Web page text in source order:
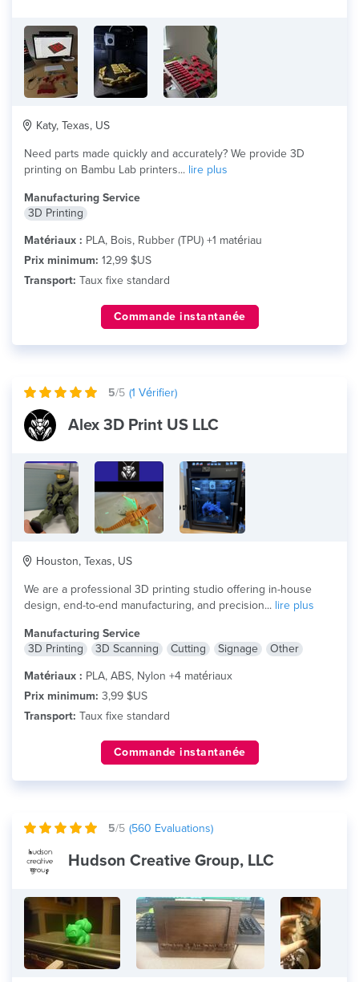
Katy, Texas, US
Need parts made quickly and accurately? We provide 3D
printing on Bambu Lab printers... lire plus
Manufacturing Service
3D Printing
Matériaux : PLA, Bois, Rubber (TPU) +1 matériau
Prix minimum: 12,99 $US
Transport: Taux fixe standard
Commande instantanée
5/5 (1 Vérifier)
Alex 3D Print US LLC
Houston, Texas, US
We are a professional 3D printing studio offering in-house
design, end-to-end manufacturing, and precision... lire plus
Manufacturing Service
3D Printing
3D Scanning Cutting Signage
Other
Matériaux : PLA, ABS, Nylon +4 matériaux
Prix minimum: 3,99 $US
Transport: Taux fixe standard
Commande instantanée
5/5 (560 Evaluations)
Hudson Creative Group, LLC